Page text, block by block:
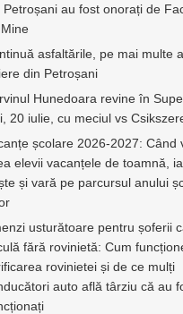
Petroșani au fost onorați de
asfaltările, pe mai multe
din Petroșani
Hunedoara revine în
20 iulie, cu meciul vs
școlare 2026-2027: Când
elevii vacanțele de toamnă,
și vară pe parcursul anului
usturătoare pentru șoferii
fără rovinietă: Cum
rovinietei și de ce mulți
auto află târziu că au